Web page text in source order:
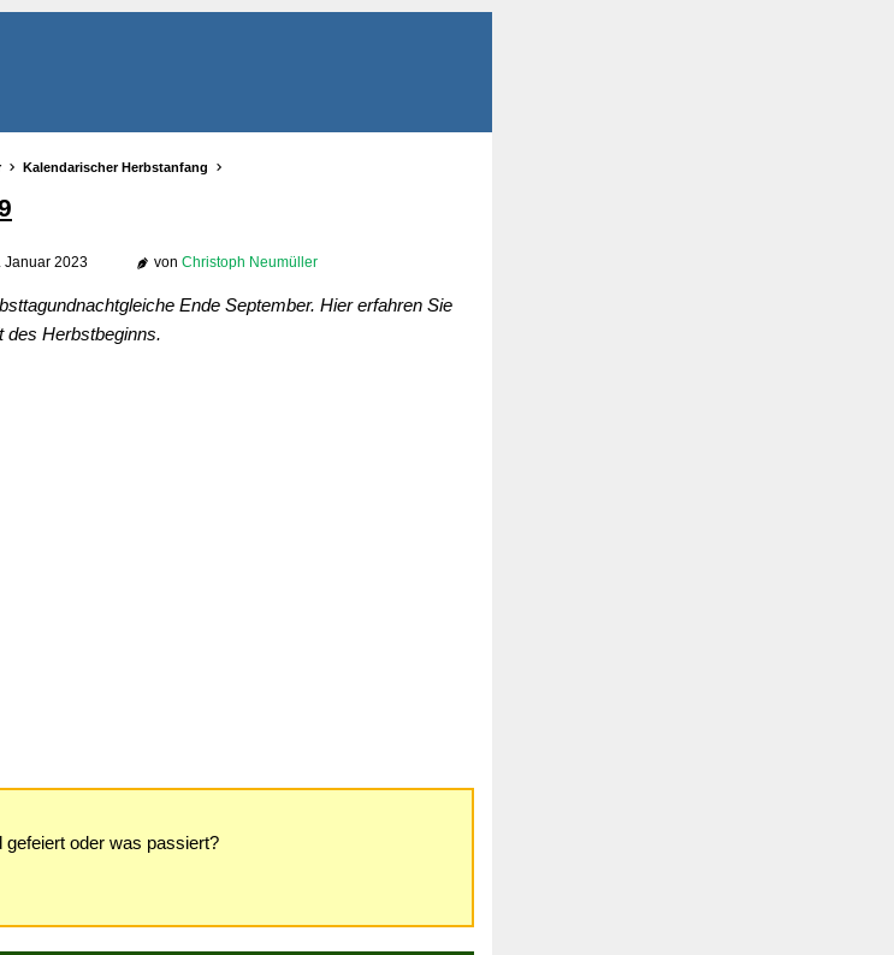
Kalendarischer Herbstanfang
Januar 2023 von Christoph Neumüller
Ende September. Hier erfahren Sie
des Herbstbeginns.
gefeiert oder was passiert?